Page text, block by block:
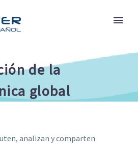
de la
global
analizan y comparten